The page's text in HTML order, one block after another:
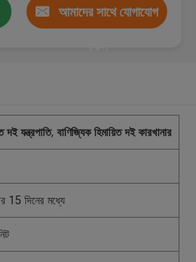
আমাদের সাথে যোগাযোগ
দই যন্ত্রপাতি,বাণিজ্যিক হিমায়িত দই কারখানার
15 দিনের মধ্যে